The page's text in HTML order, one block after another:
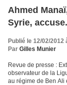
Ahmed
Syrie,
Publié le 12/02/2012
Par Gilles Munier
Revue de presse :
observateur de la
au régime de Ben Ali